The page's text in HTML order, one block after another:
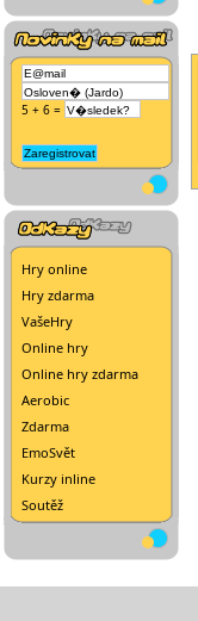
5 + 6 =
Hry online
Hry zdarma
VašeHry
Online hry
Online hry zdarma
Aerobic
Zdarma
EmoSvět
Kurzy inline
Soutěž